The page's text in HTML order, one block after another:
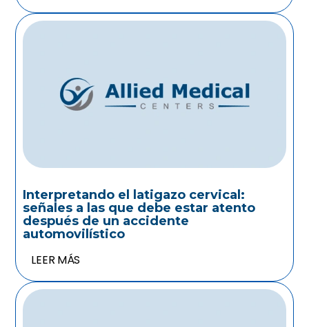
Interpretando el latigazo cervical:
señales a las que debe estar atento
después de un accidente
automovilístico
LEER MÁS